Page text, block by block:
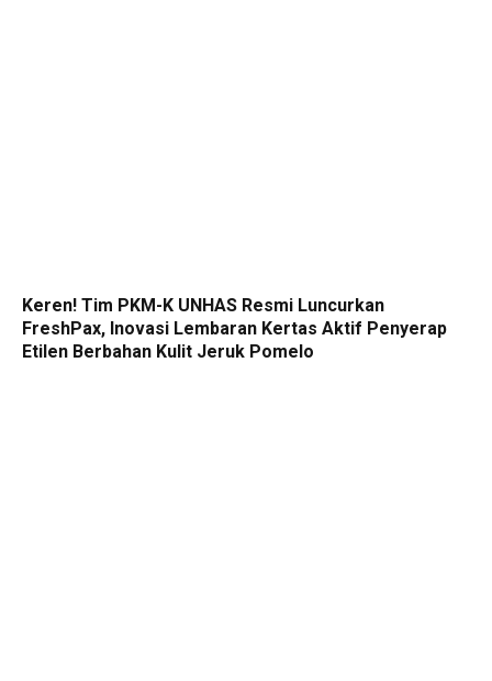
Keren! Tim PKM-K UNHAS Resmi Luncurkan
FreshPax, Inovasi Lembaran Kertas Aktif Penyerap
Etilen Berbahan Kulit Jeruk Pomelo